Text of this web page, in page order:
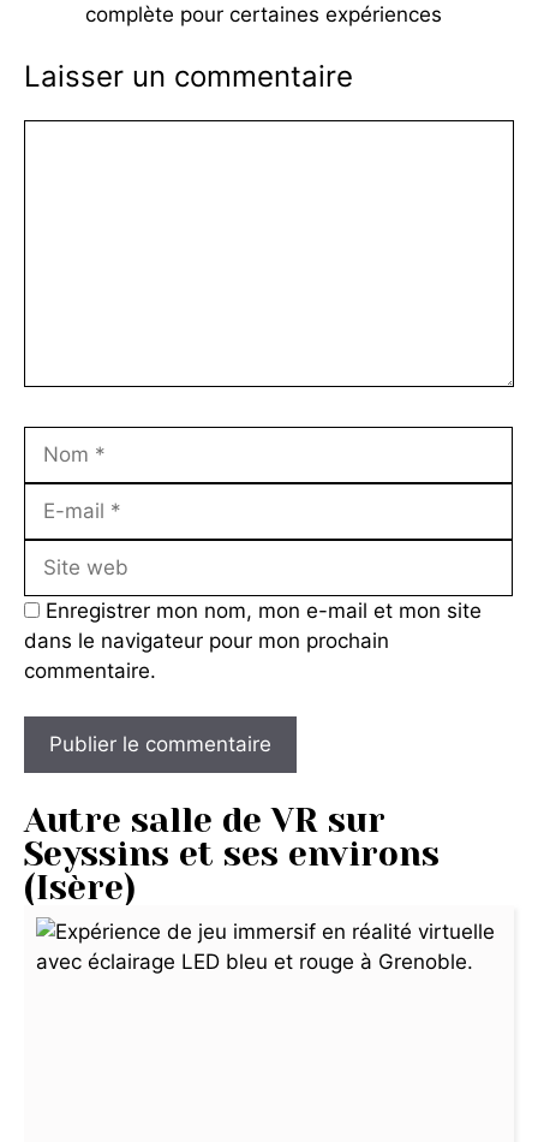
complète pour certaines expériences
Laisser un commentaire
Enregistrer mon nom, mon e-mail et mon site
dans le navigateur pour mon prochain
commentaire.
Autre salle de VR sur
Seyssins et ses environs
(Isère)